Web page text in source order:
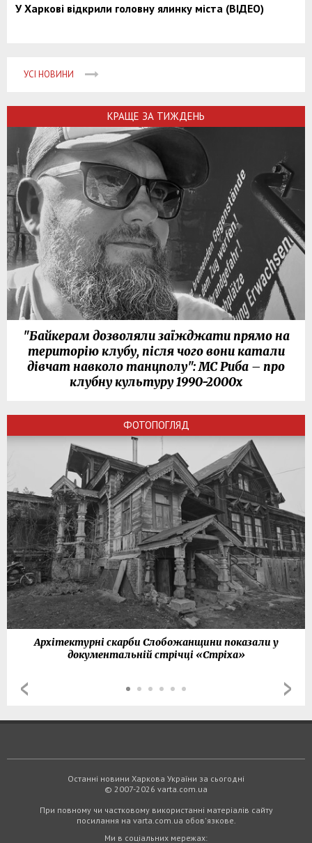
У Харкові відкрили головну ялинку міста (ВІДЕО)
УСІ НОВИНИ
КРАЩЕ ЗА ТИЖДЕНЬ
"Байкерам дозволяли заїжджати прямо на
територію клубу, після чого вони катали
дівчат навколо танцполу": МС Риба – про
клубну культуру 1990-2000х
ФОТОПОГЛЯД
Архітектурні скарби Слобожанщини показали у
документальній стрічці «Стріха»
Останні новини Харкова України за сьогодні
© 2007-2026 varta.com.ua
При повному чи частковому використанні матеріалів сайту
посилання на varta.com.ua обов'язкове.
Ми в соціальних мережах: